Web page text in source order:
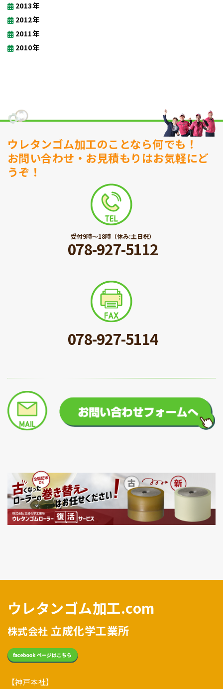
2013年
2012年
2011年
2010年
ウレタンゴム加工のことなら何でも！
お問い合わせ・お見積もりはお気軽にど
うぞ！
受付9時〜18時（休み:土日祝）
078-927-5112
078-927-5114
ウレタンゴム加工.com
株式会社 立成化学工業所
【神戸本社】